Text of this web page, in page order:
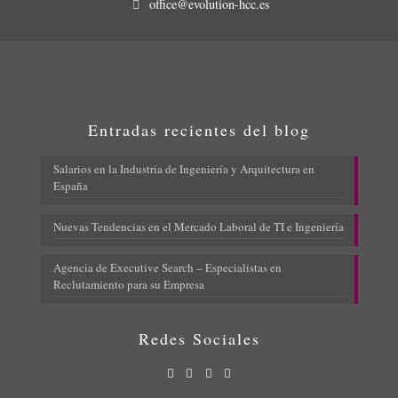
office@evolution-hcc.es
Entradas recientes del blog
Salarios en la Industria de Ingeniería y Arquitectura en
España
Nuevas Tendencias en el Mercado Laboral de TI e Ingeniería
Agencia de Executive Search – Especialistas en
Reclutamiento para su Empresa
Redes Sociales